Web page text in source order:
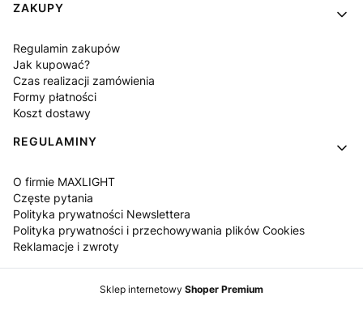
ZAKUPY
Regulamin zakupów
Jak kupować?
Czas realizacji zamówienia
Formy płatności
Koszt dostawy
REGULAMINY
O firmie MAXLIGHT
Częste pytania
Polityka prywatności Newslettera
Polityka prywatności i przechowywania plików Cookies
Reklamacje i zwroty
Sklep internetowy Shoper Premium